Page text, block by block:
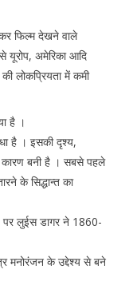
फिल्म देखने वाले
यूरोप, अमेरिका आदि
लोकप्रियता में कमी
है ।
है । इसकी दृश्य,
कारण बनी है । सबसे पहले
के सिद्धान्त का
पर लुईस डागर ने 1860-
मनोरंजन के उद्देश्य से बने